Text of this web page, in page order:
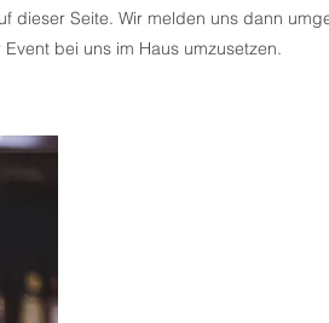
dieser Seite. Wir melden uns dann
bei uns im Haus umzusetzen.